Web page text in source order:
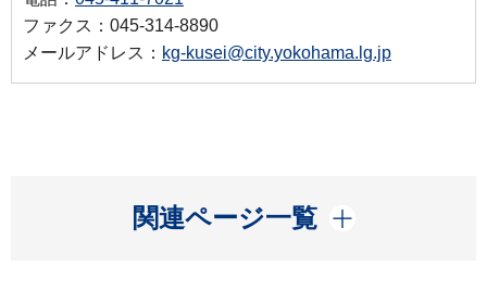
ファクス：045-314-8890
メールアドレス： kg-kusei@city.yokohama.lg.jp
関連ページ一覧
開く